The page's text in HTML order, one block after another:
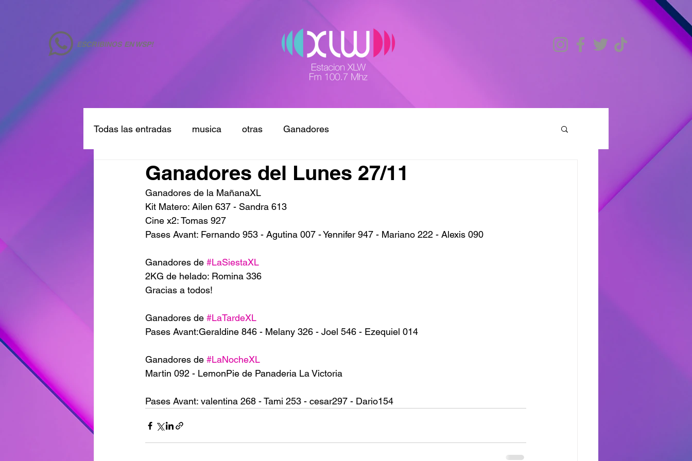
ESCRIBINOS EN WSP!
Todas las entradas musica otras Ganadores
Ganadores del Lunes 27/11
Ganadores de la MañanaXL
Kit Matero: Ailen 637 - Sandra 613
Cine x2: Tomas 927
Pases Avant: Fernando 953 - Agutina 007 - Yennifer 947 - Mariano 222 - Alexis 090
Ganadores de #LaSiestaXL
2KG de helado: Romina 336
Gracias a todos!
Ganadores de #LaTardeXL
Pases Avant:Geraldine 846 - Melany 326 - Joel 546 - Ezequiel 014
Ganadores de #LaNocheXL
Martin 092 - LemonPie de Panaderia La Victoria
Pases Avant: valentina 268 - Tami 253 - cesar297 - Dario154